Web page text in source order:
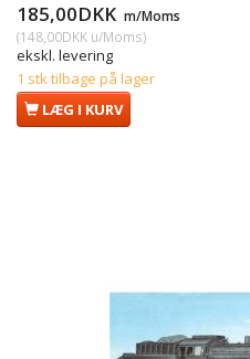
185,00DKK m/Moms
(148,00DKK u/Moms)
ekskl. levering
1 stk tilbage på lager
LÆG I KURV